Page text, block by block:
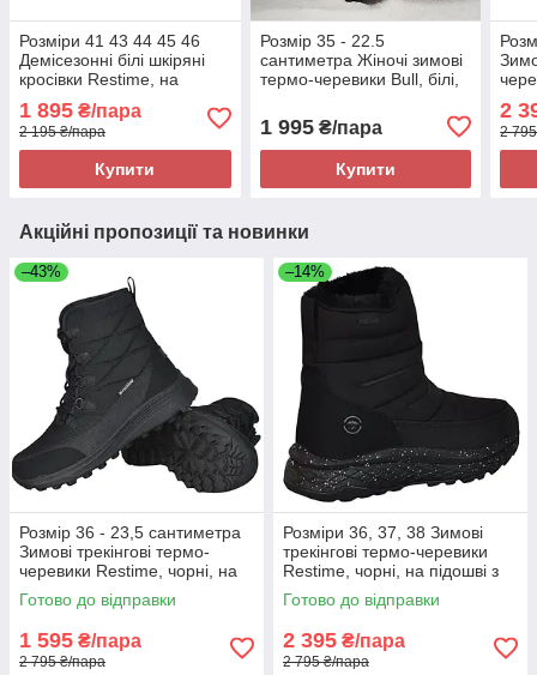
Розміри 41 43 44 45 46
Демісезонні білі шкіряні
кросівки Restime, на
зручні
1 895 ₴/пара
2 195 ₴/пара
Купити
Розмір 35 - 22.5
сантиметра Жіночі зимові
термо-черевики Bull, білі,
легкі та зручні
1 995₴/пара
Купити
та
2
2
Акційні пропозиції та новинки
–43%
Розмір 36 - 23,5 сантиметра
Зимові трекінгові термо-
черевики Restime, чорні, на
підошві з піни, легкі та зручні
Готово до відправки
1 595 ₴/пара
2 795 ₴/пара
–14%
Розміри 36, 37, 38 Зимові
трекінгові термо-черевики
Restime, чорні, на підошві з
піни, легкі та зручні
Готово до відправки
2 395 ₴/пара
2 795 ₴/пара